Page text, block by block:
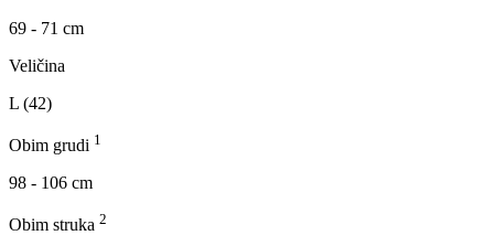
69 - 71 cm
Veličina
L (42)
Obim grudi 1
98 - 106 cm
Obim struka 2